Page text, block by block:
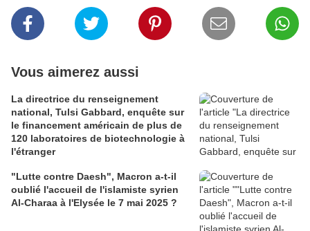
Vous aimerez aussi
La directrice du renseignement
national, Tulsi Gabbard, enquête sur
le financement américain de plus de
120 laboratoires de biotechnologie à
l'étranger
"Lutte contre Daesh", Macron a-t-il
oublié l'accueil de l'islamiste syrien
Al-Charaa à l'Elysée le 7 mai 2025 ?